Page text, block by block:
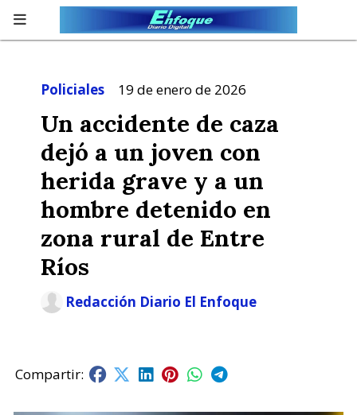
Un accidente de caza
dejó a un joven con
herida grave y a un
hombre detenido en
zona rural de Entre
Ríos
Policiales 19 de enero de 2026
Redacción Diario El Enfoque